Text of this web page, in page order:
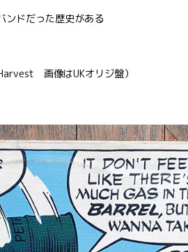
ンドだった歴史がある
画像はUKオリジ盤）